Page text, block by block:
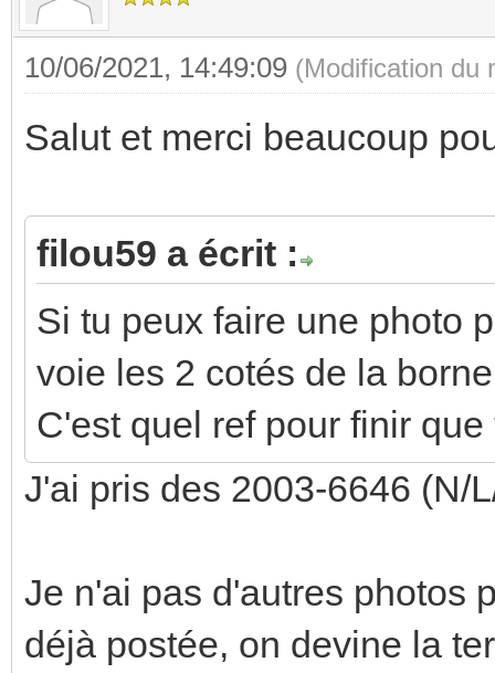
10/06/2021, 14:49:09 (Modification du
Salut et merci beaucoup
filou59 a écrit :
Si tu peux faire une photo
voie les 2 cotés de la
C'est quel ref pour finir
J'ai pris des 2003-6646 (N/
Je n'ai pas d'autres photos
déjà postée, on devine la